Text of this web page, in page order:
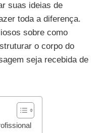
suas ideias de
toda a diferença.
sobre como
o corpo do
seja recebida de